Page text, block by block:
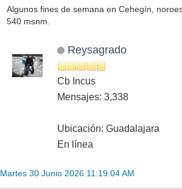
Algunos fines de semana en Cehegín,
540 msnm.
Reysagrado
Cb Incus
Mensajes: 3,338
Ubicación: Guadalajara
En línea
Martes 30 Junio 2026 11:19:04 AM